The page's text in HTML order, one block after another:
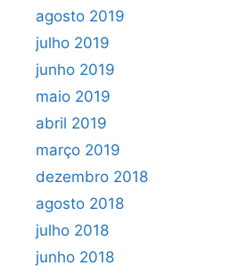
agosto 2019
julho 2019
junho 2019
maio 2019
abril 2019
março 2019
dezembro 2018
agosto 2018
julho 2018
junho 2018